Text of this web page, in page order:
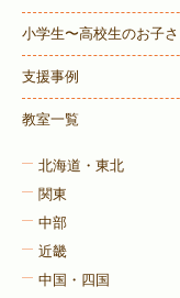
小学生〜高校生のお子さ
支援事例
教室一覧
北海道・東北
関東
中部
近畿
中国・四国